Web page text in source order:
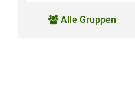
Alle Gruppen